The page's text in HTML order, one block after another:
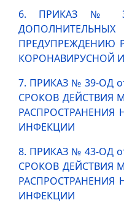
6. ПРИКАЗ №
ПРЕДУПРЕЖДЕНИЮ
КОРОНАВИРУСНОЙ
7. ПРИКАЗ № 39-ОД
СРОКОВ ДЕЙСТВИЯ
ИНФЕКЦИИ
8. ПРИКАЗ № 43-ОД
СРОКОВ ДЕЙСТВИЯ
ИНФЕКЦИИ